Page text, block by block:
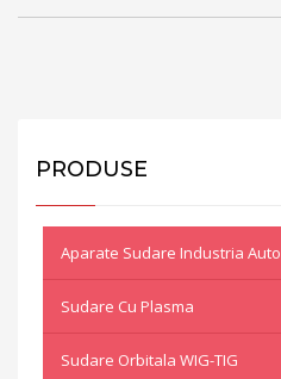
PRODUSE
Aparate Sudare Industria Auto
Sudare Cu Plasma
Sudare Orbitala WIG-TIG